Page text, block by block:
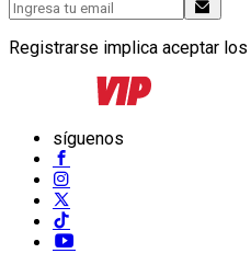
Registrarse implica aceptar los
síguenos